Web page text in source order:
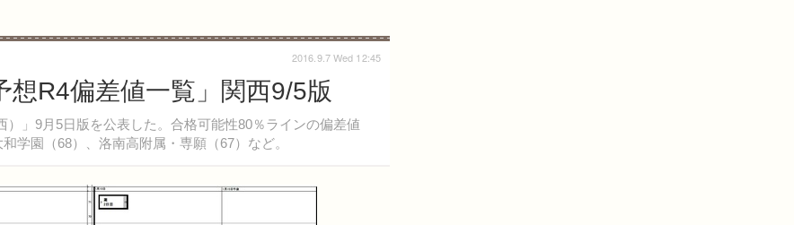
想R4偏差値一覧」関西9/5版
」9月5日版を公表した。合格可能性80％ラインの偏差値
学園（68）、洛南高附属・専願（67）など。
2016.9.7 Wed 12:45